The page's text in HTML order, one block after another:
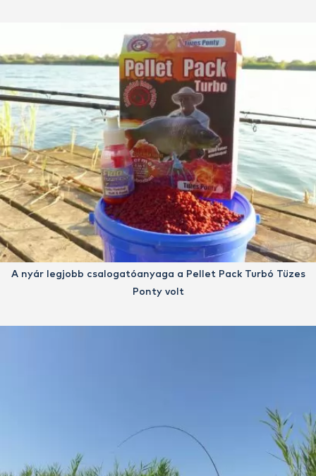
A nyár legjobb csalogatóanyaga a Pellet Pack Turbó Tüzes
Ponty volt